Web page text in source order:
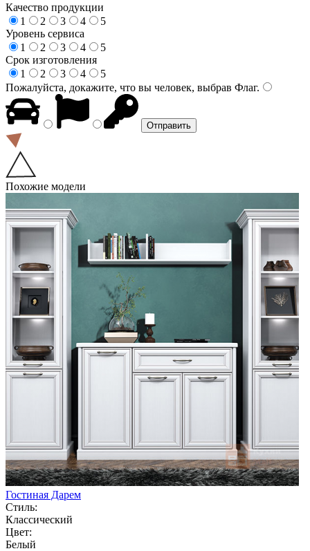
Качество продукции
1
2 3 4
5
Уровень сервиса
1
2 3 4
5
Срок изготовления
1
2 3 4
5
Пожалуйста, докажите, что вы человек, выбрав Флаг.
Похожие модели
Гостиная Дарем
Стиль:
Классический
Цвет:
Белый